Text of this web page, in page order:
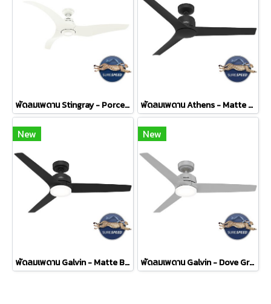
พัดลมเพดาน Stingray - Porcelain White พัดลมเพดาน Athens - Matte Black
New
พัดลมเพดาน Galvin - Matte Black
New
พัดลมเพดาน Galvin - Dove Grey